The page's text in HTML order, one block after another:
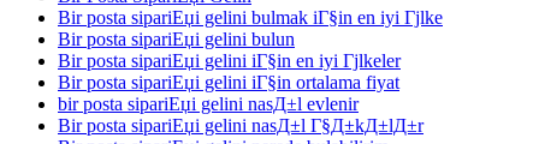
Bir posta sipariЕџi gelini bulmak iГ§in en iyi Гјlke
Bir posta sipariЕџi gelini bulun
Bir posta sipariЕџi gelini iГ§in en iyi Гјlkeler
Bir posta sipariЕџi gelini iГ§in ortalama fiyat
bir posta sipariЕџi gelini nasД±l evlenir
Bir posta sipariЕџi gelini nasД±l Г§Д±kД±lД±r